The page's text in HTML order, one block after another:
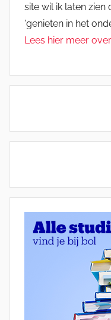
site wil ik laten zien
'genieten in het
Lees hier meer